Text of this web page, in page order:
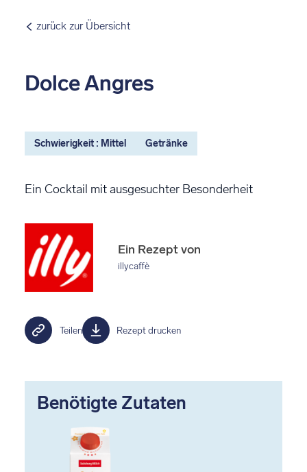
zurück zur Übersicht
Dolce Angres
Schwierigkeit : Mittel Getränke
Ein Cocktail mit ausgesuchter Besonderheit
Ein Rezept von
illycaffè
Teilen Rezept drucken
Benötigte Zutaten